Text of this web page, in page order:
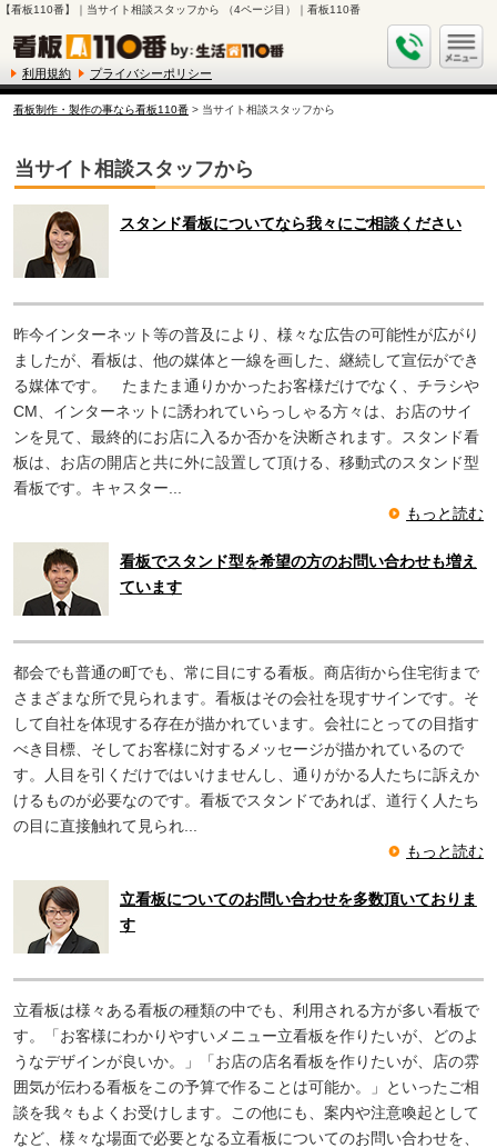
【看板110番】｜当サイト相談スタッフから （4ページ目）｜看板110番
利用規約 プライバシーポリシー
看板制作・製作の事なら看板110番> 当サイト相談スタッフから
当サイト相談スタッフから
スタンド看板についてなら我々にご相談ください
昨今インターネット等の普及により、様々な広告の可能性が広がり
ましたが、看板は、他の媒体と一線を画した、継続して宣伝ができ
る媒体です。 たまたま通りかかったお客様だけでなく、チラシや
CM、インターネットに誘われていらっしゃる方々は、お店のサイ
ンを見て、最終的にお店に入るか否かを決断されます。スタンド看
板は、お店の開店と共に外に設置して頂ける、移動式のスタンド型
看板です。キャスター...
もっと読む
看板でスタンド型を希望の方のお問い合わせも増え
ています
都会でも普通の町でも、常に目にする看板。商店街から住宅街まで
さまざまな所で見られます。看板はその会社を現すサインです。そ
して自社を体現する存在が描かれています。会社にとっての目指す
べき目標、そしてお客様に対するメッセージが描かれているので
す。人目を引くだけではいけませんし、通りがかる人たちに訴えか
けるものが必要なのです。看板でスタンドであれば、道行く人たち
の目に直接触れて見られ...
もっと読む
立看板についてのお問い合わせを多数頂いておりま
す
立看板は様々ある看板の種類の中でも、利用される方が多い看板で
す。「お客様にわかりやすいメニュー立看板を作りたいが、どのよ
うなデザインが良いか。」「お店の店名看板を作りたいが、店の雰
囲気が伝わる看板をこの予算で作ることは可能か。」といったご相
談を我々もよくお受けします。この他にも、案内や注意喚起として
など、様々な場面で必要となる立看板についてのお問い合わせを、